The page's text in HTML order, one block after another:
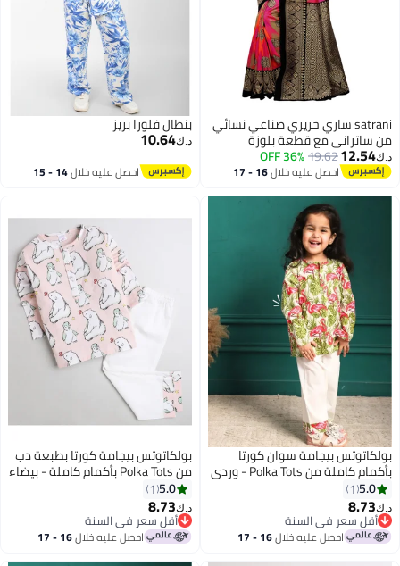
satrani ساري حريري صناعي نسائي
من ساتراني مع قطعة بلوزة
(800ST39_Multi_One
Size_Multicolour)
د.ك‏12.54
19.62
36% OFF
احصل عليه خلال 16 - 17
بنطال فلورا بريز
د.ك‏10.64
احصل عليه خلال 14 - 15
7
بولكاتوتس بيجامة سوان كورتا
بأكمام كاملة من Polka Tots - وردي
5.0
1
د.ك‏8.73
أقل سعر في السنة
أقل سعر في السنة
احصل عليه خلال 16 - 17
7
بولكاتوتس بيجامة كورتا بطبعة دب
من Polka Tots بأكمام كاملة - بيضاء
5.0
1
د.ك‏8.73
أقل سعر في السنة
أقل سعر في السنة
احصل عليه خلال 16 - 17